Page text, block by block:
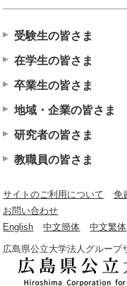
受験生の皆さま
在学生の皆さま
卒業生の皆さま
地域・企業の皆さま
研究者の皆さま
教職員の皆さま
サイトのご利用について 免
お問い合わせ
English
中文簡体 中文繁体
広島県公立大学法人グループ